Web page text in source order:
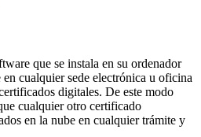
que se instala en su ordenador
cualquier sede electrónica u oficina
digitales. De este modo
cualquier otro certificado
en la nube en cualquier trámite y